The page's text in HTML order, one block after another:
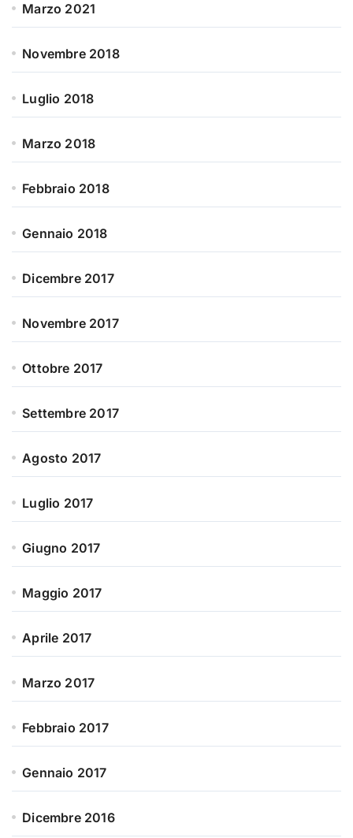
Marzo 2021
Novembre 2018
Luglio 2018
Marzo 2018
Febbraio 2018
Gennaio 2018
Dicembre 2017
Novembre 2017
Ottobre 2017
Settembre 2017
Agosto 2017
Luglio 2017
Giugno 2017
Maggio 2017
Aprile 2017
Marzo 2017
Febbraio 2017
Gennaio 2017
Dicembre 2016